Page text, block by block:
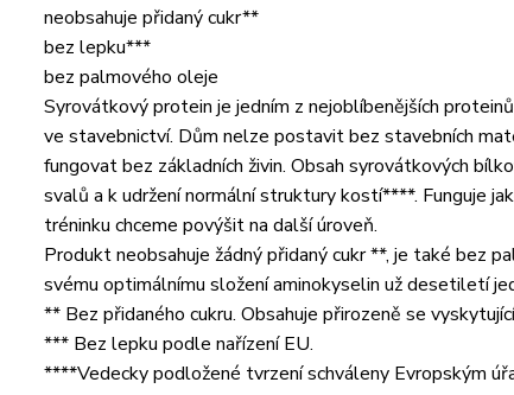
neobsahuje přidaný cukr**
bez lepku***
bez palmového oleje
Syrovátkový protein je jedním z nejoblíbenějších
ve stavebnictví. Dům nelze postavit bez stavebních
fungovat bez základních živin. Obsah syrovátkových
svalů a k udržení normální struktury kostí****. Funguje
tréninku chceme povýšit na další úroveň.
Produkt neobsahuje žádný přidaný cukr **, je také bez
svému optimálnímu složení aminokyselin už desetiletí
** Bez přidaného cukru. Obsahuje přirozeně se
*** Bez lepku podle nařízení EU.
****Vedecky podložené tvrzení schváleny Evropským